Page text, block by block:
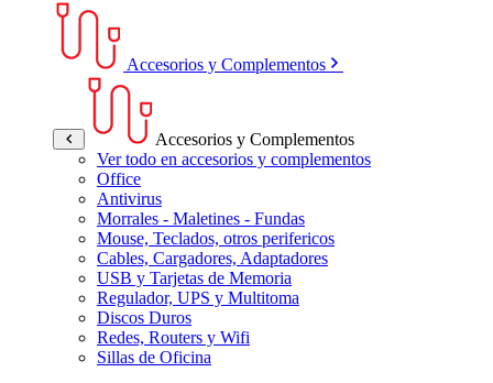
Accesorios y Complementos
Accesorios y Complementos
Ver todo en accesorios y complementos
Office
Antivirus
Morrales - Maletines - Fundas
Mouse, Teclados, otros perifericos
Cables, Cargadores, Adaptadores
USB y Tarjetas de Memoria
Regulador, UPS y Multitoma
Discos Duros
Redes, Routers y Wifi
Sillas de Oficina